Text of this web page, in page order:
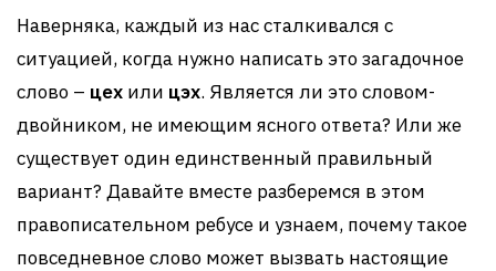
Наверняка, каждый из нас сталкивался с
ситуацией, когда нужно написать это загадочное
слово – цех или цэх. Является ли это словом-
двойником, не имеющим ясного ответа? Или же
существует один единственный правильный
вариант? Давайте вместе разберемся в этом
правописательном ребусе и узнаем, почему такое
повседневное слово может вызвать настоящие